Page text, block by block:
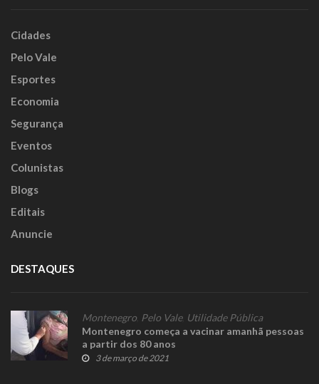
Cidades
Pelo Vale
Esportes
Economia
Segurança
Eventos
Colunistas
Blogs
Editais
Anuncie
DESTAQUES
Montenegro Pelo Vale, Utilidade Pública
Montenegro começa a vacinar amanhã pessoas
a partir dos 80 anos
3 de março de 2021